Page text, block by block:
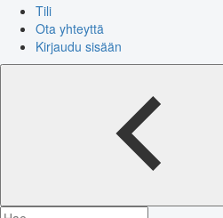
Tili
Ota yhteyttä
Kirjaudu sisään